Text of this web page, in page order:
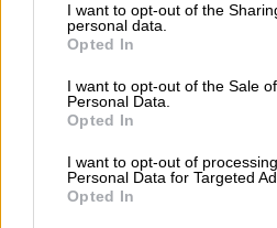
not limited to your visit or usage
grant or deny consent to Google
use your data for below specified
consent section.
I want to opt-out of the
personal data.
Opted In
I want to opt-out of the Sale
Personal Data.
Opted In
I want to opt-out of
Personal Data for Targeted
Opted In